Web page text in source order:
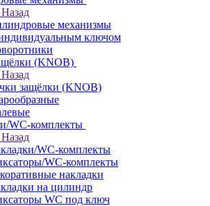
Назад
механизмы
ключом
(KNOB)
Назад
защёлки (KNOB)
WC-комплекты
Назад
WC-комплекты
WC-комплекты
накладки
на цилиндр
WC под ключ